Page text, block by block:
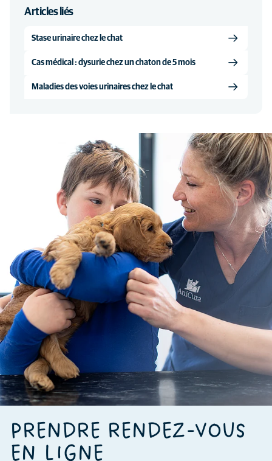
Articles liés
Stase urinaire chez le chat
Cas médical : dysurie chez un chaton de 5 mois
Maladies des voies urinaires chez le chat
PRENDRE RENDEZ-VOUS
EN LIGNE